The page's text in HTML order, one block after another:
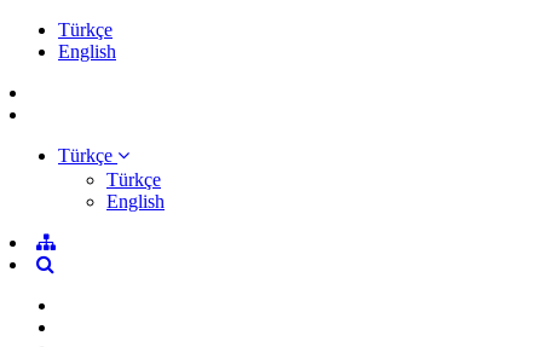
Türkçe
English
Türkçe
Türkçe
English